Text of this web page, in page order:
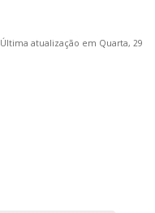
Última atualização em Quarta, 29